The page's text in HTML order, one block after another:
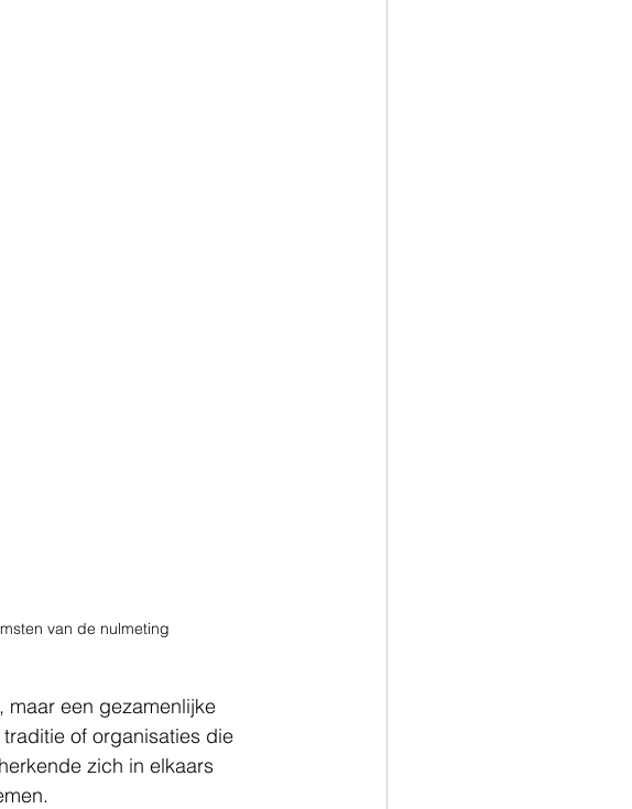
van de nulmeting
een gezamenlijke
of organisaties die
zich in elkaars